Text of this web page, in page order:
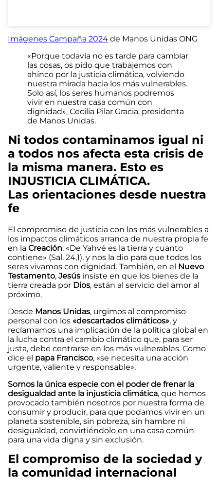
Imágenes Campaña 2024 de Manos Unidas ONG
«Porque todavía no es tarde para cambiar
las cosas, os pido que trabajemos con
ahínco por la justicia climática, volviendo
nuestra mirada hacia los más vulnerables.
Solo así, los seres humanos podremos
vivir en nuestra casa común con
dignidad», Cecilia Pilar Gracia, presidenta
de Manos Unidas.
Ni todos contaminamos igual ni
a todos nos afecta esta crisis de
la misma manera. Esto es
INJUSTICIA CLIMÁTICA.
Las orientaciones desde nuestra
fe
El compromiso de justicia con los más vulnerables a
los impactos climáticos arranca de nuestra propia fe
en la Creación: «De Yahvé es la tierra y cuanto
contiene» (Sal. 24,1), y nos la dio para que todos los
seres vivamos con dignidad. También, en el Nuevo
Testamento, Jesús insiste en que los bienes de la
tierra creada por Dios, están al servicio del amor al
próximo.
Desde Manos Unidas, urgimos al compromiso
personal con los «descartados climáticos», y
reclamamos una implicación de la política global en
la lucha contra el cambio climático que, para ser
justa, debe centrarse en los más vulnerables. Como
dice el papa Francisco, «se necesita una acción
urgente, valiente y responsable».
Somos la única especie con el poder de frenar la
desigualdad ante la injusticia climática, que hemos
provocado también nosotros por nuestra forma de
consumir y producir, para que podamos vivir en un
planeta sostenible, sin pobreza, sin hambre ni
desigualdad, convirtiéndolo en una casa común
para una vida digna y sin exclusión.
El compromiso de la sociedad y
la comunidad internacional